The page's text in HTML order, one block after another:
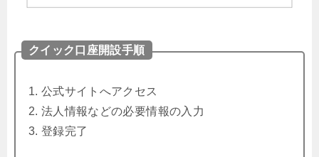
クイック口座開設手順
公式サイトへアクセス
法人情報などの必要情報の入力
登録完了